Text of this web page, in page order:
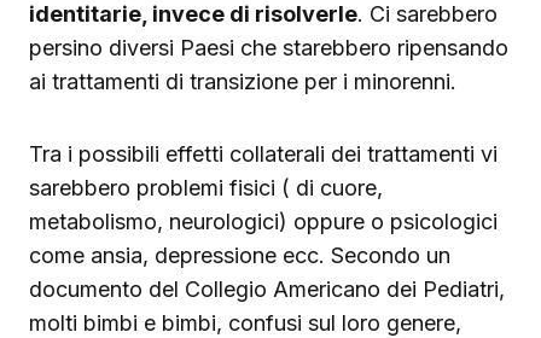
identitarie, invece di risolverle. Ci sarebbero
persino diversi Paesi che starebbero ripensando
ai trattamenti di transizione per i minorenni.
Tra i possibili effetti collaterali dei trattamenti vi
sarebbero problemi fisici ( di cuore,
metabolismo, neurologici) oppure o psicologici
come ansia, depressione ecc. Secondo un
documento del Collegio Americano dei Pediatri,
molti bimbi e bimbi, confusi sul loro genere,